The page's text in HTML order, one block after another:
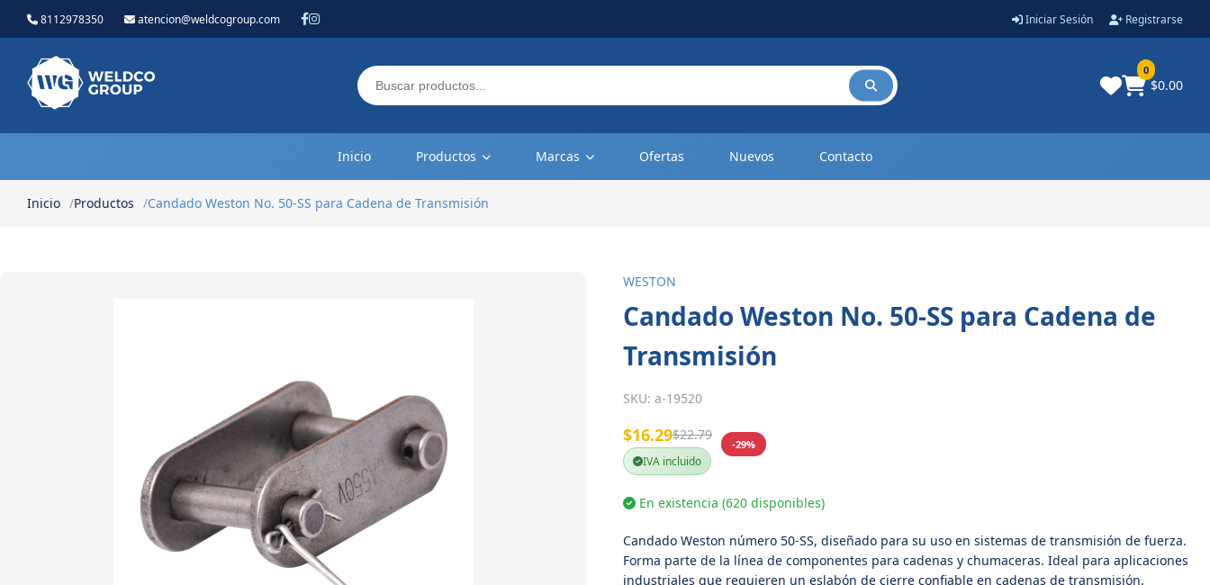
8112978350 atencion@weldcogroup.com Iniciar Sesión Registrarse
0
$0.00
Inicio Productos Marcas Ofertas Nuevos Contacto
Inicio Productos Candado Weston No. 50-SS para Cadena de Transmisión
WESTON
Candado Weston No. 50-SS para Cadena de
Transmisión
SKU: a-19520
$16.29$22.79
-29%
IVA incluido
En existencia (620 disponibles)
Candado Weston número 50-SS, diseñado para su uso en sistemas de transmisión de fuerza.
Forma parte de la línea de componentes para cadenas y chumaceras. Ideal para aplicaciones
industriales que requieren un eslabón de cierre confiable en cadenas de transmisión.